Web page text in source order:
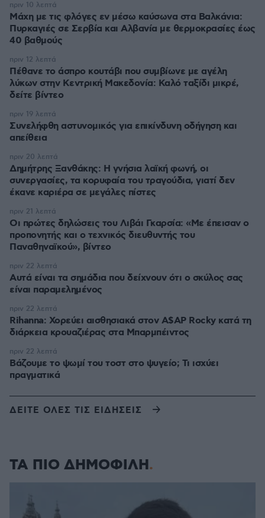
Μάχη με τις φλόγες εν μέσω καύσωνα στα Βαλκάνια:
Πυρκαγιές σε Σερβία και Αλβανία με θερμοκρασίες έως
40 βαθμούς
πριν 10 λεπτά
Πέθανε το άσπρο κουτάβι που συμβίωνε με αγέλη
λύκων στην Κεντρική Μακεδονία: Καλό ταξίδι μικρέ,
δείτε βίντεο
πριν 12 λεπτά
Συνελήφθη αστυνομικός για επικίνδυνη οδήγηση και
απείθεια
πριν 19 λεπτά
Δημήτρης Ξανθάκης: Η γνήσια λαϊκή φωνή, οι
συνεργασίες, τα κορυφαία του τραγούδια, γιατί δεν
έκανε καριέρα σε μεγάλες πίστες
πριν 20 λεπτά
Οι πρώτες δηλώσεις του Λιβάι Γκαρσία: «Με έπεισαν ο
προπονητής και ο τεχνικός διευθυντής του
Παναθηναϊκού», βίντεο
πριν 21 λεπτά
Αυτά είναι τα σημάδια που δείχνουν ότι ο σκύλος σας
είναι παραμελημένος
πριν 22 λεπτά
Rihanna: Χορεύει αισθησιακά στον A$AP Rocky κατά τη
διάρκεια κρουαζιέρας στα Μπαρμπέιντος
πριν 22 λεπτά
Βάζουμε το ψωμί του τοστ στο ψυγείο; Τι ισχύει
πραγματικά
πριν 22 λεπτά
ΔΕΙΤΕ ΟΛΕΣ ΤΙΣ ΕΙΔΗΣΕΙΣ
ΤΑ ΠΙΟ ΔΗΜΟΦΙΛΗ